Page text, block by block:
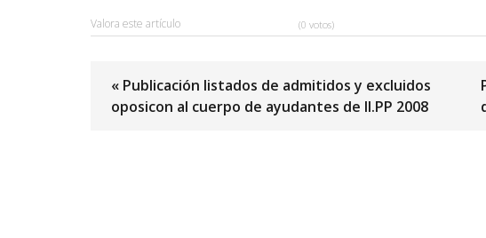
Valora este artículo (0 votos)
« Publicación listados de admitidos y excluidos
oposicon al cuerpo de ayudantes de II.PP 2008